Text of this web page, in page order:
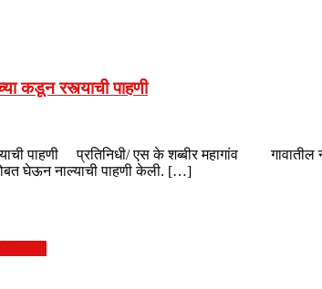
कडून रस्त्याची पाहणी
पाहणी प्रतिनिधी/ एस के शब्बीर महागांव गावातील
घेऊन नाल्याची पाहणी केली. […]